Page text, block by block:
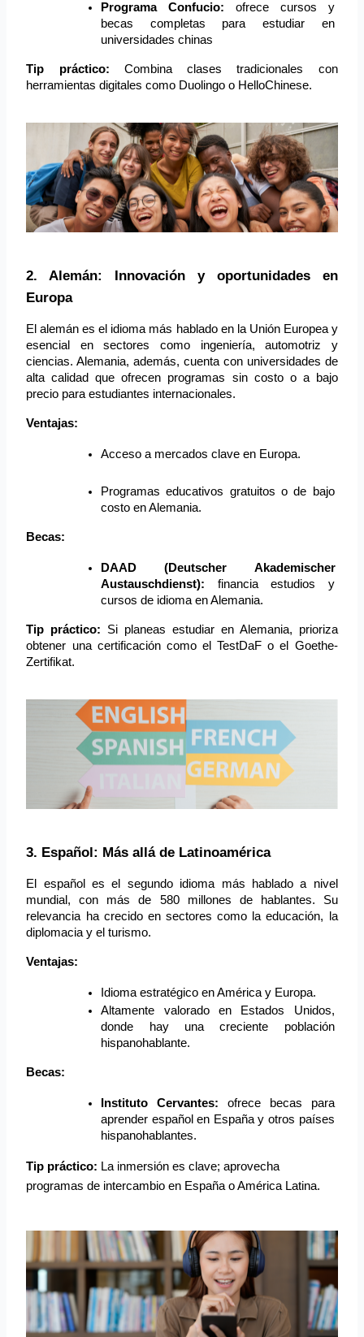
Programa Confucio: ofrece cursos y
becas completas para estudiar en
universidades chinas
Tip práctico: Combina clases tradicionales con
herramientas digitales como Duolingo o HelloChinese.
2. Alemán: Innovación y oportunidades en
Europa
El alemán es el idioma más hablado en la Unión Europea y
esencial en sectores como ingeniería, automotriz y
ciencias. Alemania, además, cuenta con universidades de
alta calidad que ofrecen programas sin costo o a bajo
precio para estudiantes internacionales.
Ventajas:
Acceso a mercados clave en Europa.
Programas educativos gratuitos o de bajo
costo en Alemania.
Becas:
DAAD (Deutscher Akademischer
Austauschdienst): financia estudios y
cursos de idioma en Alemania.
Tip práctico: Si planeas estudiar en Alemania, prioriza
obtener una certificación como el TestDaF o el Goethe-
Zertifikat.
3. Español: Más allá de Latinoamérica
El español es el segundo idioma más hablado a nivel
mundial, con más de 580 millones de hablantes. Su
relevancia ha crecido en sectores como la educación, la
diplomacia y el turismo.
Ventajas:
Idioma estratégico en América y Europa.
Altamente valorado en Estados Unidos,
donde hay una creciente población
hispanohablante.
Becas:
Instituto Cervantes: ofrece becas para
aprender español en España y otros países
hispanohablantes.
Tip práctico: La inmersión es clave; aprovecha
programas de intercambio en España o América Latina.